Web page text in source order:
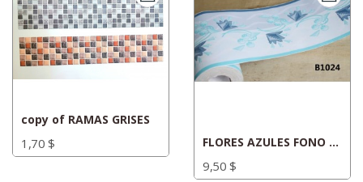
copy of RAMAS GRISES
1,70 $ FLORES AZULES FONO ACUATICO_CN008
9,50 $